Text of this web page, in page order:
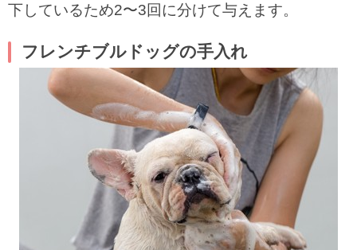
下しているため2〜3回に分けて与えます。
フレンチブルドッグの手入れ